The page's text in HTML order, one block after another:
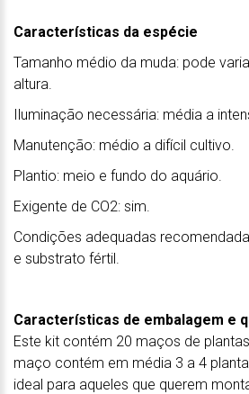
Características da espécie
Tamanho médio da muda: pode
altura.
Iluminação necessária: média a
Manutenção: médio a difícil cultivo.
Plantio: meio e fundo do aquário.
Exigente de CO2: sim.
Condições adequadas
e substrato fértil.
Características de embalagem e
Este kit contém 20 maços de
maço contém em média 3 a 4
ideal para aqueles que querem